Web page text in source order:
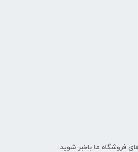
فروشگاه ما باخبر شوید: